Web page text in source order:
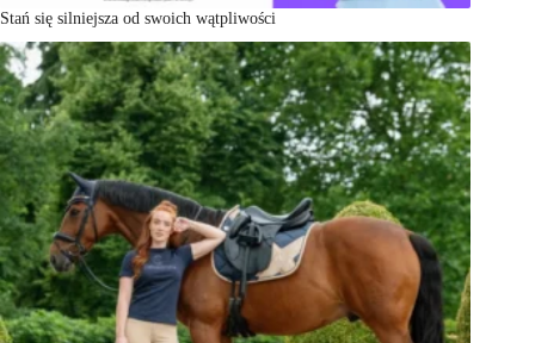
Stań się silniejsza od swoich wątpliwości